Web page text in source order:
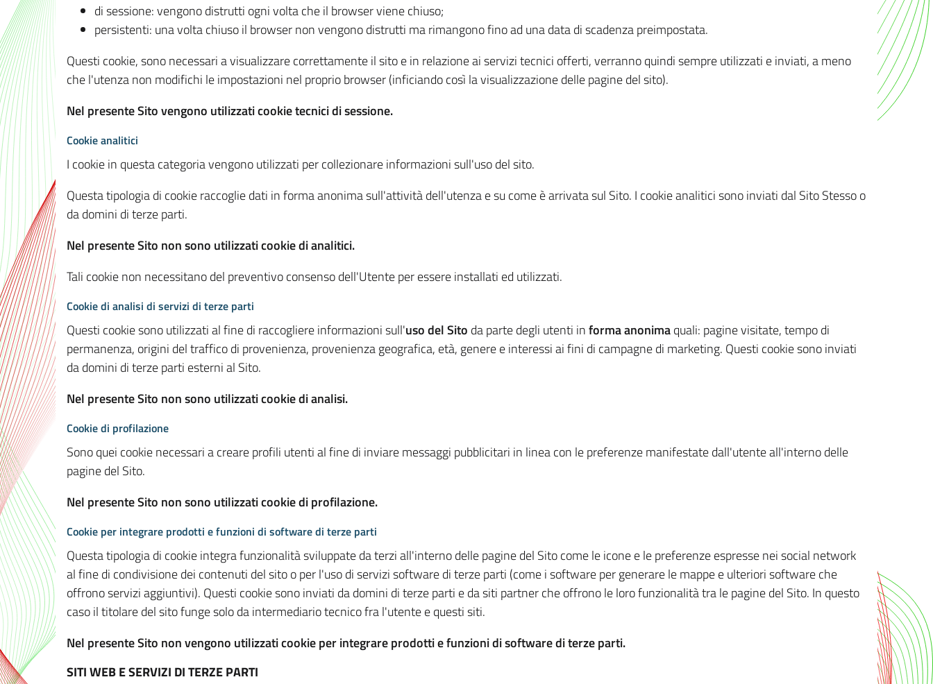
di sessione: vengono distrutti ogni volta che il browser viene chiuso;
persistenti: una volta chiuso il browser non vengono distrutti ma rimangono fino ad una data di scadenza preimpostata.
Questi cookie, sono necessari a visualizzare correttamente il sito e in relazione ai servizi tecnici offerti, verranno quindi sempre utilizzati e inviati, a meno
che l'utenza non modifichi le impostazioni nel proprio browser (inficiando così la visualizzazione delle pagine del sito).
Nel presente Sito vengono utilizzati cookie tecnici di sessione.
Cookie analitici
I cookie in questa categoria vengono utilizzati per collezionare informazioni sull'uso del sito.
Questa tipologia di cookie raccoglie dati in forma anonima sull'attività dell'utenza e su come è arrivata sul Sito. I cookie analitici sono inviati dal Sito Stesso o
da domini di terze parti.
Nel presente Sito non sono utilizzati cookie di analitici.
Tali cookie non necessitano del preventivo consenso dell'Utente per essere installati ed utilizzati.
Cookie di analisi di servizi di terze parti
Questi cookie sono utilizzati al fine di raccogliere informazioni sull'uso del Sito da parte degli utenti informa anonimaquali: pagine visitate, tempo di
permanenza, origini del traffico di provenienza, provenienza geografica, età, genere e interessi ai fini di campagne di marketing. Questi cookie sono inviati
da domini di terze parti esterni al Sito.
Nel presente Sito non sono utilizzati cookie di analisi.
Cookie di profilazione
Sono quei cookie necessari a creare profili utenti al fine di inviare messaggi pubblicitari in linea con le preferenze manifestate dall'utente all'interno delle
pagine del Sito.
Nel presente Sito non sono utilizzati cookie di profilazione.
Cookie per integrare prodotti e funzioni di software di terze parti
Questa tipologia di cookie integra funzionalità sviluppate da terzi all'interno delle pagine del Sito come le icone e le preferenze espresse nei social network
al fine di condivisione dei contenuti del sito o per l'uso di servizi software di terze parti (come i software per generare le mappe e ulteriori software che
offrono servizi aggiuntivi). Questi cookie sono inviati da domini di terze parti e da siti partner che offrono le loro funzionalità tra le pagine del Sito. In questo
caso il titolare del sito funge solo da intermediario tecnico fra l'utente e questi siti.
Nel presente Sito non vengono utilizzati cookie per integrare prodotti e funzioni di software di terze parti.
SITI WEB E SERVIZI DI TERZE PARTI